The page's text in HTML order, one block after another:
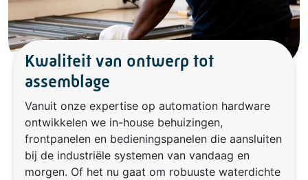
Kwaliteit van ontwerp tot
assemblage
Vanuit onze expertise op automation hardware
ontwikkelen we in-house behuizingen,
frontpanelen en bedieningspanelen die aansluiten
bij de industriële systemen van vandaag en
morgen. Of het nu gaat om robuuste waterdichte